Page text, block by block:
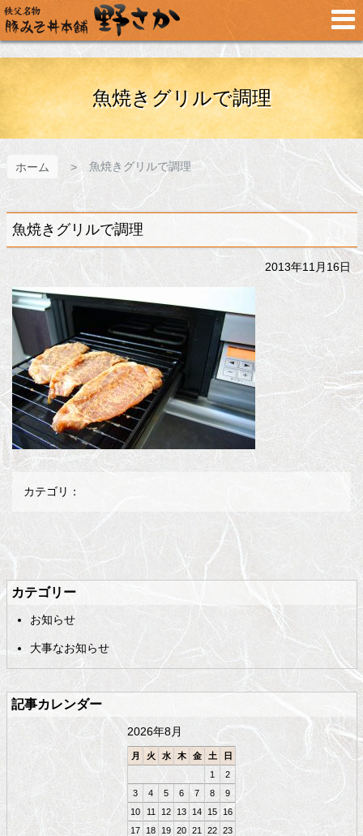
メ
イ
ン
コ
プ
魚焼きグリルで調理
ホーム 魚焼きグリルで調理
魚焼きグリルで調理
2013年11月16日
カテゴリ：
ン
ン
ツ
の
先
ジ
へ
戻
る
カテゴリー
お知らせ
大事なお知らせ
記事カレンダー
2026年8月
月 火 水 木 金 土
日
1
2
3
4 5 6 7 8
9
10
11 12 13 14 15
16
17
18 19 20 21 22 23